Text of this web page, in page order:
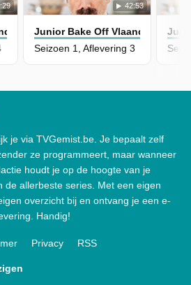
42:53
Junior Bake Off Vlaanderen
Seizoen 1, Aflevering 3
je via TVGemist.be. Je bepaalt zelf
ze programmeert, maar wanneer
houdt je op de hoogte van je
de allerbeste series. Met een eigen
overzicht bij en ontvang je een e-
Handig!
Privacy RSS